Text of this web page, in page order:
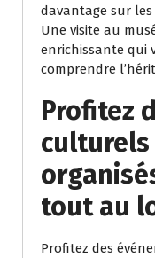
davantage sur
Une visite au
enrichissante qui
comprendre
Profitez
tout au
Profitez des